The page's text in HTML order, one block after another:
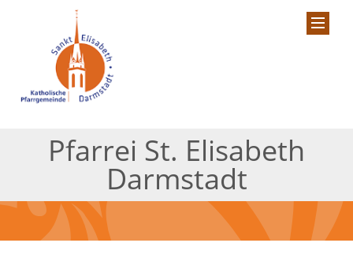
Pfarrei St. Elisabeth
Darmstadt